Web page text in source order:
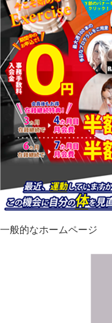
一般的なホームページ